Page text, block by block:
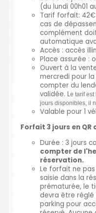
(du lundi 00h01
Tarif forfait:
cas de
complément
automatique
Accès : accès
Place assurée :
Ouvert à la
mercredi pour
compter du
validée. Le tarif est
jours disponibles, il
Valable pour 1
Forfait 3 jours en QR
Durée : 3 jours
compter de
réservation.
Le forfait ne
saisie dans la
prématurée, le
devra être réglé
parking pour